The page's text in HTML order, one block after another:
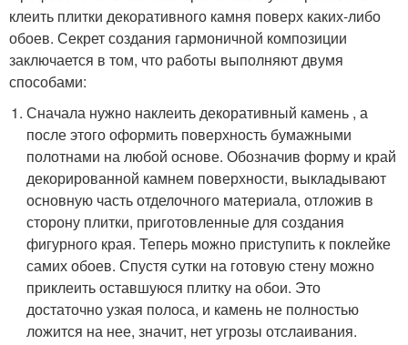
клеить плитки декоративного камня поверх каких-либо
обоев. Секрет создания гармоничной композиции
заключается в том, что работы выполняют двумя
способами:
Сначала нужно наклеить декоративный камень , а
после этого оформить поверхность бумажными
полотнами на любой основе. Обозначив форму и край
декорированной камнем поверхности, выкладывают
основную часть отделочного материала, отложив в
сторону плитки, приготовленные для создания
фигурного края. Теперь можно приступить к поклейке
самих обоев. Спустя сутки на готовую стену можно
приклеить оставшуюся плитку на обои. Это
достаточно узкая полоса, и камень не полностью
ложится на нее, значит, нет угрозы отслаивания.